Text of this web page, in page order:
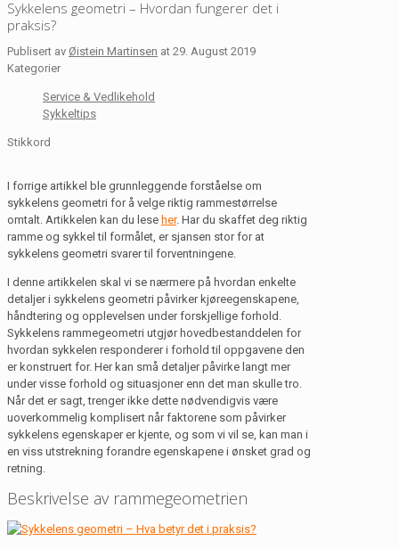
Sykkelens geometri – Hvordan fungerer det i
praksis?
Publisert av Øistein Martinsen at 29. August 2019
Kategorier
Service & Vedlikehold
Sykkeltips
Stikkord
I forrige artikkel ble grunnleggende forståelse om
sykkelens geometri for å velge riktig rammestørrelse
omtalt. Artikkelen kan du lese her. Har du skaffet deg riktig
ramme og sykkel til formålet, er sjansen stor for at
sykkelens geometri svarer til forventningene.
I denne artikkelen skal vi se nærmere på hvordan enkelte
detaljer i sykkelens geometri påvirker kjøreegenskapene,
håndtering og opplevelsen under forskjellige forhold.
Sykkelens rammegeometri utgjør hovedbestanddelen for
hvordan sykkelen responderer i forhold til oppgavene den
er konstruert for. Her kan små detaljer påvirke langt mer
under visse forhold og situasjoner enn det man skulle tro.
Når det er sagt, trenger ikke dette nødvendigvis være
uoverkommelig komplisert når faktorene som påvirker
sykkelens egenskaper er kjente, og som vi vil se, kan man i
en viss utstrekning forandre egenskapene i ønsket grad og
retning.
Beskrivelse av rammegeometrien